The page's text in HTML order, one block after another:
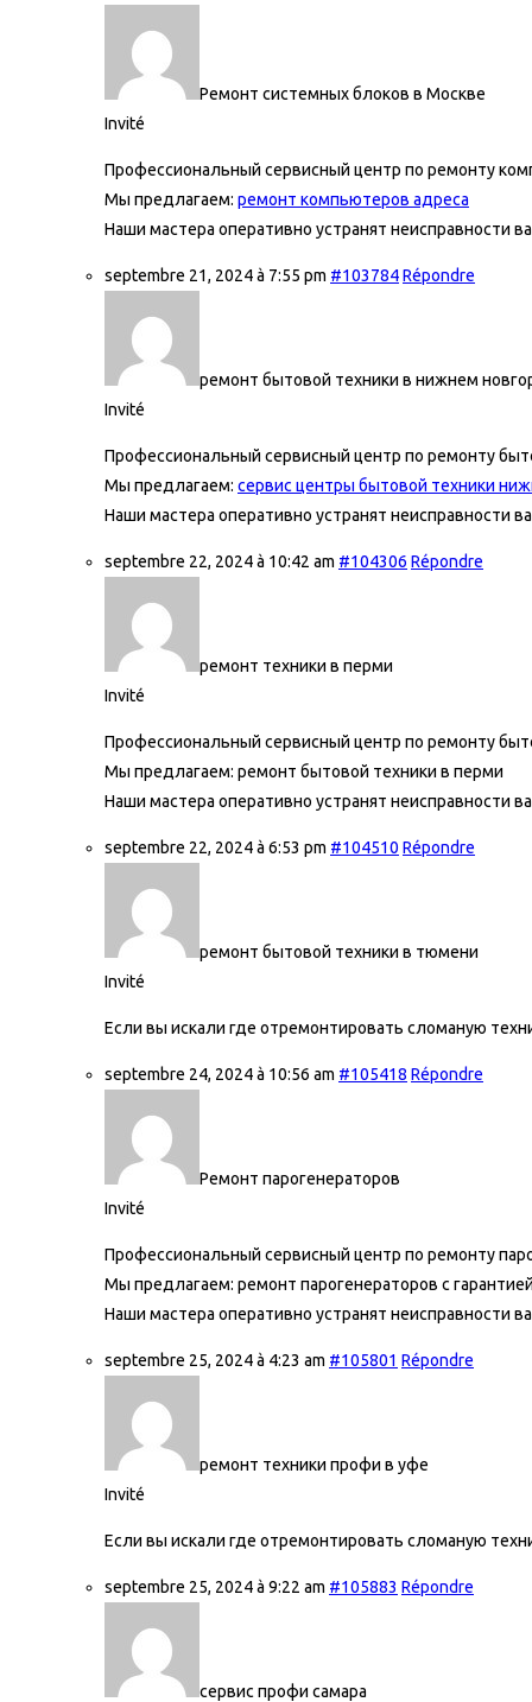
Ремонт системных блоков в Москве
Invité
Профессиональный сервисный центр по ремонту
Мы предлагаем: ремонт компьютеров адреса
Наши мастера оперативно устранят неисправности
septembre 21, 2024 à 7:55 pm #103784Répondre
ремонт бытовой техники в нижнем
Invité
Профессиональный сервисный центр по ремонту
Мы предлагаем: сервис центры бытовой техники
Наши мастера оперативно устранят неисправности
septembre 22, 2024 à 10:42 am #104306 Répondre
ремонт техники в перми
Invité
Профессиональный сервисный центр по ремонту
Мы предлагаем: ремонт бытовой техники в перми
Наши мастера оперативно устранят неисправности
septembre 22, 2024 à 6:53 pm #104510 Répondre
ремонт бытовой техники в тюмени
Invité
Если вы искали где отремонтировать сломаную
septembre 24, 2024 à 10:56 am #105418 Répondre
Ремонт парогенераторов
Invité
Профессиональный сервисный центр по ремонту
Мы предлагаем: ремонт парогенераторов с
Наши мастера оперативно устранят неисправности
septembre 25, 2024 à 4:23 am #105801 Répondre
ремонт техники профи в уфе
Invité
Если вы искали где отремонтировать сломаную
septembre 25, 2024 à 9:22 am #105883 Répondre
сервис профи самара